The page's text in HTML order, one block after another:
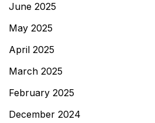
June 2025
May 2025
April 2025
March 2025
February 2025
December 2024